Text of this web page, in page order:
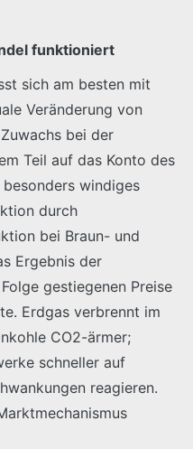
funktioniert
sich am besten mit
Veränderung von
bei der
Teil auf das Konto des
windiges
durch
bei Braun- und
Ergebnis der
gestiegenen Preise
Erdgas verbrennt im
CO2-ärmer;
schneller auf
reagieren.